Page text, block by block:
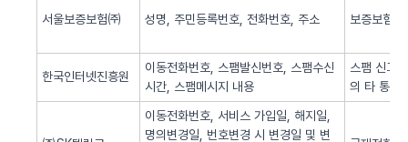
서울보증보험㈜ 성명, 주민등록번호, 전화번호, 주소 보증보험
한국인터넷진흥원
이동전화번호, 스팸발신번호, 스팸수신
시간, 스팸메시지 내용
스팸 신고
의 타 통신
이동전화번호, 서비스 가입일, 해지일,
명의변경일, 번호변경 시 변경일 및 변